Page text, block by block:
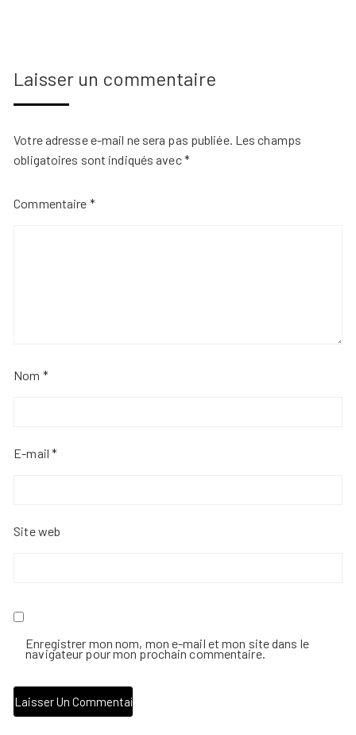
Laisser un commentaire
Votre adresse e-mail ne sera pas publiée. Les champs
obligatoires sont indiqués avec*
Commentaire *
Nom *
E-mail*
Site web
Enregistrer mon nom, mon e-mail et mon site dans le
navigateur pour mon prochain commentaire.